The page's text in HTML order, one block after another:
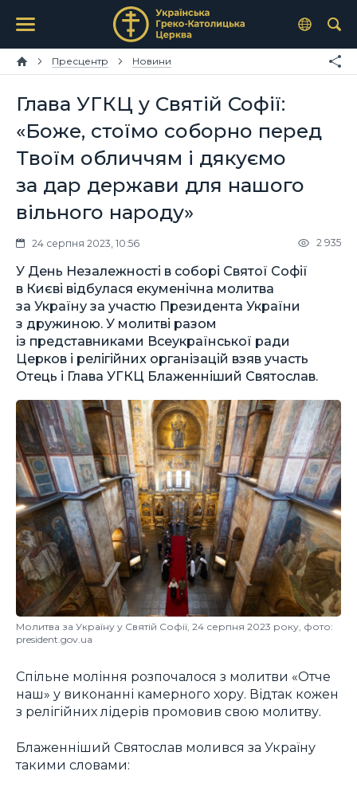
Пресцентр Новини
Глава УГКЦ у Святій Софії:
«Боже, стоїмо соборно перед
Твоїм обличчям і дякуємо
за дар держави для нашого
вільного народу»
24 серпня 2023, 10:56 2 935
У День Незалежності в соборі Святої Софії
в Києві відбулася екуменічна молитва
за Україну за участю Президента України
з дружиною. У молитві разом
із представниками Всеукраїнської ради
Церков і релігійних організацій взяв участь
Отець і Глава УГКЦ Блаженніший Святослав.
Молитва за Україну у Святій Софії, 24 серпня 2023 року, фото:
president.gov.ua
Спільне моління розпочалося з молитви «Отче
наш» у виконанні камерного хору. Відтак кожен
з релігійних лідерів промовив свою молитву.
Блаженніший Святослав молився за Україну
такими словами: